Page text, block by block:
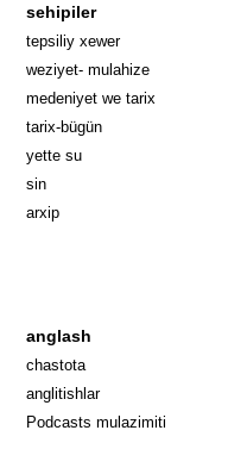
sehipiler
tepsiliy xewer
weziyet- mulahize
medeniyet we tarix
tarix-bügün
yette su
sin
arxip
anglash
chastota
anglitishlar
Podcasts mulazimiti